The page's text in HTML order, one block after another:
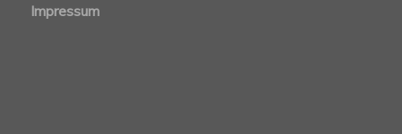
Impressum